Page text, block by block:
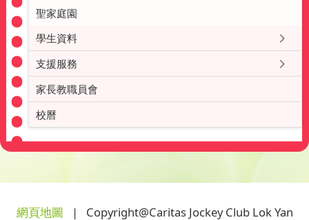
聖家庭園
學生資料
支援服務
家長教職員會
校曆
網頁地圖 | Copyright@Caritas Jockey Club Lok Yan